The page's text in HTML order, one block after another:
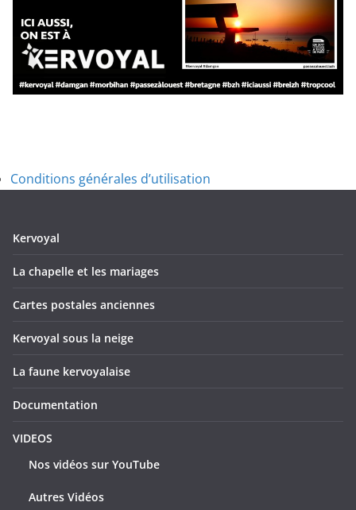
Conditions générales d’utilisation
Kervoyal
La chapelle et les mariages
Cartes postales anciennes
Kervoyal sous la neige
La faune kervoyalaise
Documentation
VIDEOS
Nos vidéos sur YouTube
Autres Vidéos